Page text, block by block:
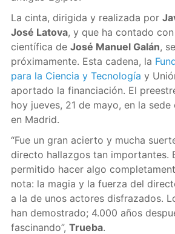
La cinta, dirigida y realizada por
José Latova, y que ha contado
científica de José Manuel Galán,
próximamente. Esta cadena, la
para la Ciencia y Tecnología y
aportado la financiación. El
hoy jueves, 21 de mayo, en la sede
en Madrid.
“Fue un gran acierto y mucha
directo hallazgos tan importantes.
permitido hacer algo
nota: la magia y la fuerza del
a la de unos actores disfrazados.
han demostrado; 4.000 años
fascinando”, Trueba.